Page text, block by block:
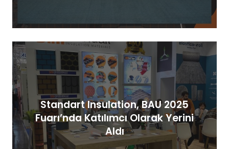
Standart Insulation, BAU 2025
Fuarı’nda Katılımcı Olarak Yerini
Aldı